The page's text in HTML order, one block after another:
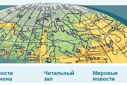
Читальный
зал
Мировые
новости